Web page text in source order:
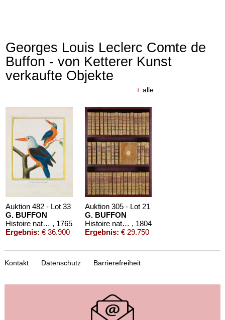
Georges Louis Leclerc Comte de
Buffon - von Ketterer Kunst
verkaufte Objekte
+ alle
Auktion 482 - Lot 33
G. BUFFON
Histoire naturelle des oiseaux. 3 Kassetten , 1765
Ergebnis: € 36.900
Auktion 305 - Lot 21
G. BUFFON
Histoire naturelle. 1749-1804. , 1804
Ergebnis: € 29.750
Kontakt Datenschutz Barrierefreiheit